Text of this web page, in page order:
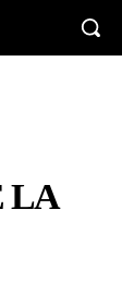
LA